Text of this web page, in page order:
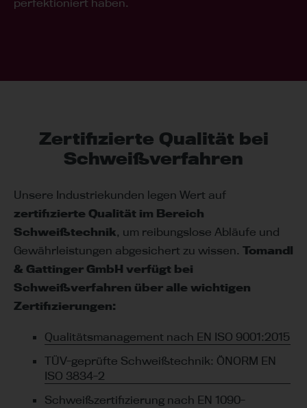
perfektioniert haben.
Zertifizierte Qualität bei
Schweißverfahren
Unsere Industriekunden legen Wert auf
zertifizierte Qualität im Bereich
Schweißtechnik, um reibungslose Abläufe und
Gewährleistungen abgesichert zu wissen. Tomandl
& Gattinger GmbH verfügt bei
Schweißverfahren über alle wichtigen
Zertifizierungen:
Qualitätsmanagement nach EN ISO 9001:2015
TÜV-geprüfte Schweißtechnik: ÖNORM EN
ISO 3834-2
Schweißzertifizierung nach EN 1090-